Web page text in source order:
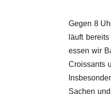
Gegen 8
läuft
essen wir
Croissants
Sachen